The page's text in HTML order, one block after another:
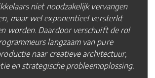
niet noodzakelijk vervangen
maar wel exponentieel versterkt
worden. Daardoor verschuift de rol
langzaam van pure
naar creatieve architectuur,
en strategische probleemoplossing.